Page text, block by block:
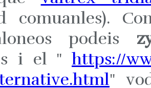
comuanles).
podeis
i el " https://
"